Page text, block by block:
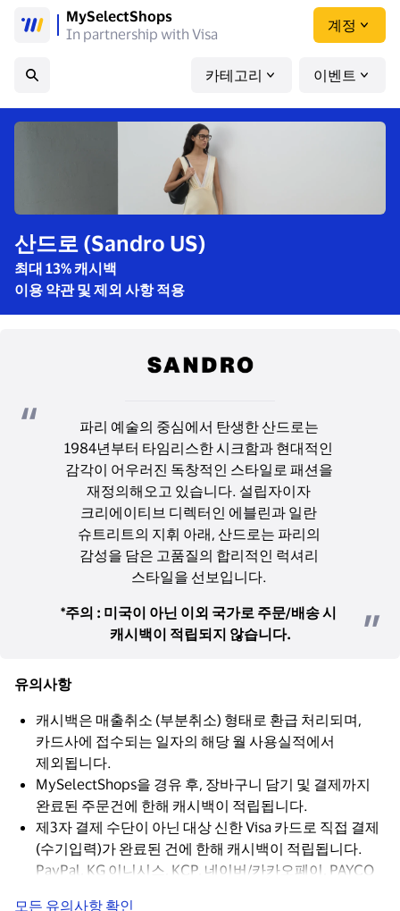
MySelectShops
In partnership with Visa
계정
카테고리 이벤트
산드로 (Sandro US)
최대 13% 캐시백
이용 약관 및 제외 사항 적용
파리 예술의 중심에서 탄생한 산드로는
1984년부터 타임리스한 시크함과 현대적인
감각이 어우러진 독창적인 스타일로 패션을
재정의해오고 있습니다. 설립자이자
크리에이티브 디렉터인 에블린과 일란
슈트리트의 지휘 아래, 산드로는 파리의
감성을 담은 고품질의 합리적인 럭셔리
스타일을 선보입니다.
*주의 : 미국이 아닌 이외 국가로 주문/배송 시
캐시백이 적립되지 않습니다.
유의사항
캐시백은 매출취소 (부분취소) 형태로 환급 처리되며,
카드사에 접수되는 일자의 해당 월 사용실적에서
제외됩니다.
MySelectShops을 경유 후, 장바구니 담기 및 결제까지
완료된 주문건에 한해 캐시백이 적립됩니다.
제3자 결제 수단이 아닌 대상 신한 Visa 카드로 직접 결제
(수기입력)가 완료된 건에 한해 캐시백이 적립됩니다.
PayPal, KG 이니시스, KCP, 네이버/카카오페이, PAYCO
모든 유의사항 확인